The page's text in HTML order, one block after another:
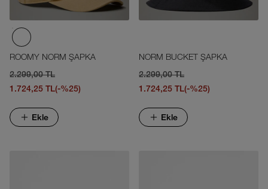
ROOMY NORM ŞAPKA
2.299,00 TL
1.724,25 TL(-%25)
Ekle
NORM BUCKET ŞAPKA
2.299,00 TL
1.724,25 TL(-%25)
Ekle